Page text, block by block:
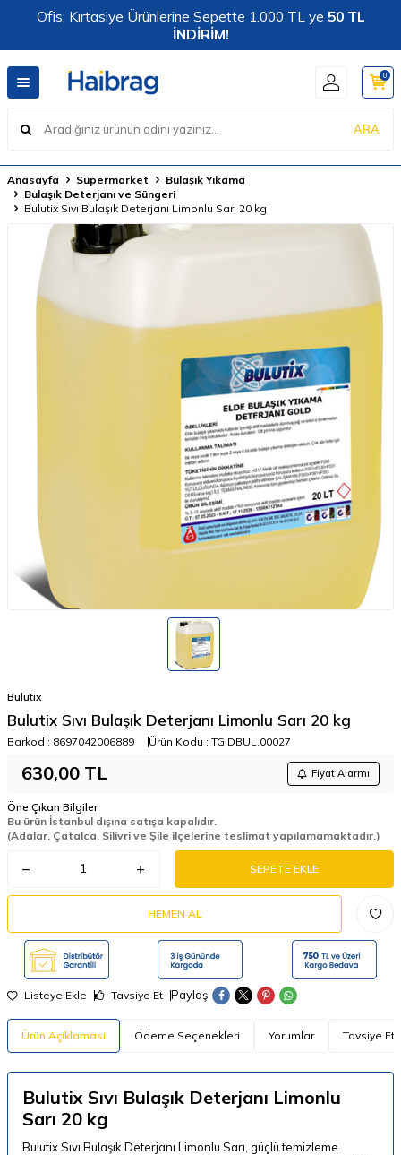
Ofis, Kırtasiye Ürünlerine Sepette 1.000 TL ye 50 TL
İNDİRİM!
ARA
0
Anasayfa Süpermarket
Bulaşık Yıkama
Bulaşık Deterjanı ve Süngeri
Bulutix Sıvı Bulaşık Deterjanı Limonlu Sarı 20 kg
Bulutix
Bulutix Sıvı Bulaşık Deterjanı Limonlu Sarı 20 kg
Barkod : 8697042006889 Ürün Kodu : TGIDBUL.00027
630,00 TL Fiyat Alarmı
Öne Çıkan Bilgiler
Bu ürün İstanbul dışına satışa kapalıdır.
(Adalar, Çatalca, Silivri ve Şile ilçelerine teslimat yapılamamaktadır.)
SEPETE EKLE
HEMEN AL
Listeye Ekle Tavsiye Et Paylaş
Ürün Açıklaması Ödeme Seçenekleri Yorumlar Tavsiye Et
Bulutix Sıvı Bulaşık Deterjanı Limonlu
Sarı 20 kg
Bulutix Sıvı Bulaşık Deterjanı Limonlu Sarı , güçlü temizleme